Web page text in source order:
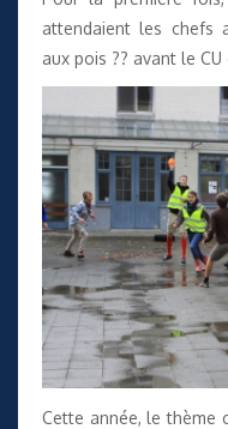
attendaient les chefs
aux pois ?? avant le
Cette année, le thème